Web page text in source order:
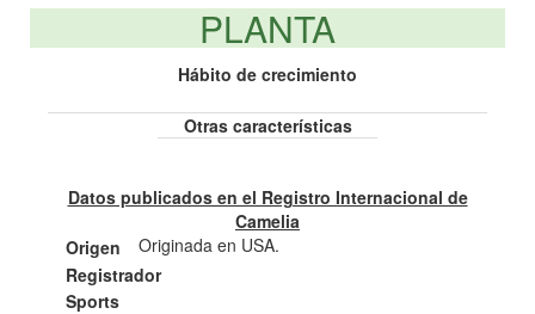
PLANTA
Hábito de crecimiento
Otras características
Datos publicados en el Registro Internacional de
Camelia
Origen
Originada en USA.
Registrador
Sports